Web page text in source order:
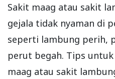
Sakit maag atau sakit
gejala tidak nyaman di
seperti lambung perih,
perut begah. Tips
maag atau sakit